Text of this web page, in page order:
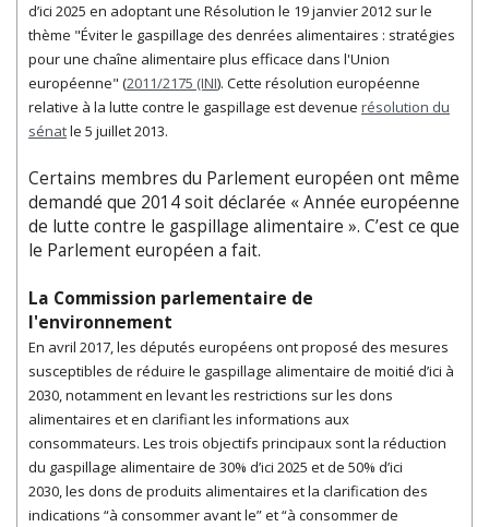
d’ici 2025 en adoptant une Résolution le 19 janvier 2012 sur le
thème "Éviter le gaspillage des denrées alimentaires : stratégies
pour une chaîne alimentaire plus efficace dans l'Union
européenne" (2011/2175 (INI). Cette résolution européenne
relative à la lutte contre le gaspillage est devenue résolution du
sénatle 5 juillet 2013.
Certains membres du Parlement européen ont même
demandé que 2014 soit déclarée « Année européenne
de lutte contre le gaspillage alimentaire ». C’est ce que
le Parlement européen a fait.
La Commission parlementaire de
l'environnement
En avril 2017, les députés européens ont proposé des mesures
susceptibles de réduire le gaspillage alimentaire de moitié d’ici à
2030, notamment en levant les restrictions sur les dons
alimentaires et en clarifiant les informations aux
consommateurs. Les trois objectifs principaux sont la réduction
du gaspillage alimentaire de 30% d’ici 2025 et de 50% d’ici
2030,les dons de produits alimentaires et la clarification des
indications “à consommer avant le” et “à consommer de